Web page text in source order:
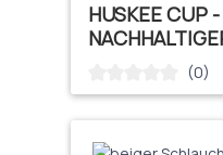
HUSKEE CUP
Durchschnittliche
(0)